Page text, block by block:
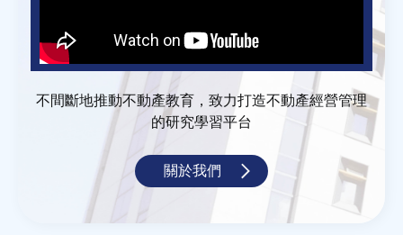
不間斷地推動不動產教育，致力打造不動產經營管理
的研究學習平台
關於我們